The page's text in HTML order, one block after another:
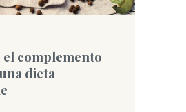
el complemento
dieta